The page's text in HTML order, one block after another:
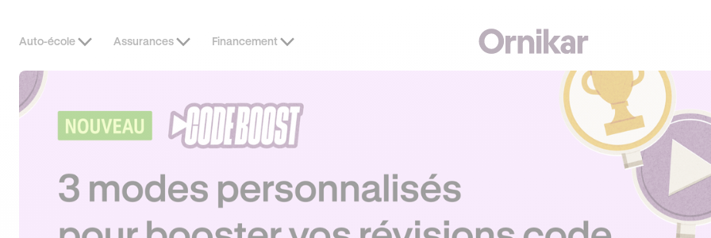
OFFRE EXCLUSIVE 3 MOIS DEEZER PREMIUM OFFERTS* POUR TOUT ABONNEMENT AU CODE !
Auto-école Assurances Financement